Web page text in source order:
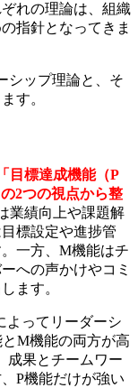
れの理論は、組織
指針となってきま
シップ理論と、そ
す。
目標達成機能（P
2つの視点から整
業績向上や課題解
標設定や進捗管
一方、M機能はチ
への声かけやコミ
ます。
よってリーダーシ
M機能の両方が高
成果とチームワー
P機能だけが強い